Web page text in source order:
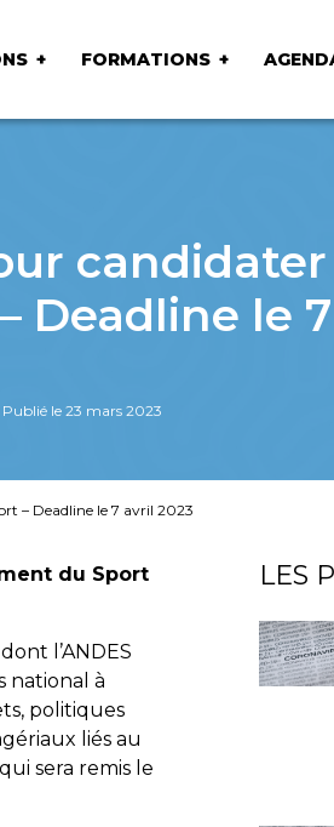
FORMATIONS
Deadline le
Publié le 23 mars 2023
– Deadline le 7 avril 2023
du Sport
l’ANDES
national à
politiques
liés au
sera remis le
LES